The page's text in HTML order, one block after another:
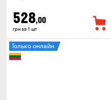
528,00
грн за 1 шт
Только онлайн